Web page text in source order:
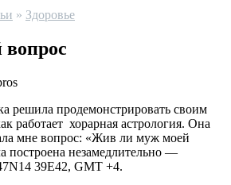
» Здоровье
решила продемонстрировать своим
работает хорарная астрология. Она
мне вопрос: «Жив ли муж моей
построена незамедлительно —
39E42, GMT +4.